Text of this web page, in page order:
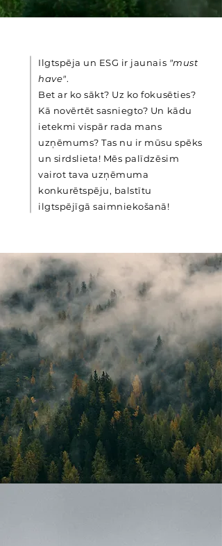
Ilgtspēja un ESG ir jaunais "must
have".
Bet ar ko sākt? Uz ko fokusēties?
Kā novērtēt sasniegto? Un kādu
ietekmi vispār rada mans
uzņēmums? Tas nu ir mūsu spēks
un sirdslieta! Mēs palīdzēsim
vairot tava uzņēmuma
konkurētspēju, balstītu
ilgtspējīgā saimniekošanā!